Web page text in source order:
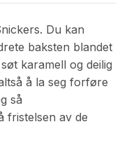
Du kan
baksten blandet
karamell og deilig
å la seg forføre
så
fristelsen av de